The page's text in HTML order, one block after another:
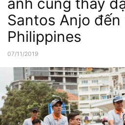
Santos Anjo
Philippines
07/11/2019